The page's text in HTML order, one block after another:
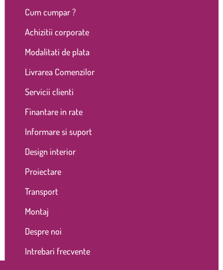
Cum cumpar ?
Achizitii corporate
Modalitati de plata
Livrarea Comenzilor
Servicii clienti
Finantare in rate
Informare si suport
Design interior
Proiectare
Transport
Montaj
Despre noi
Intrebari frecvente